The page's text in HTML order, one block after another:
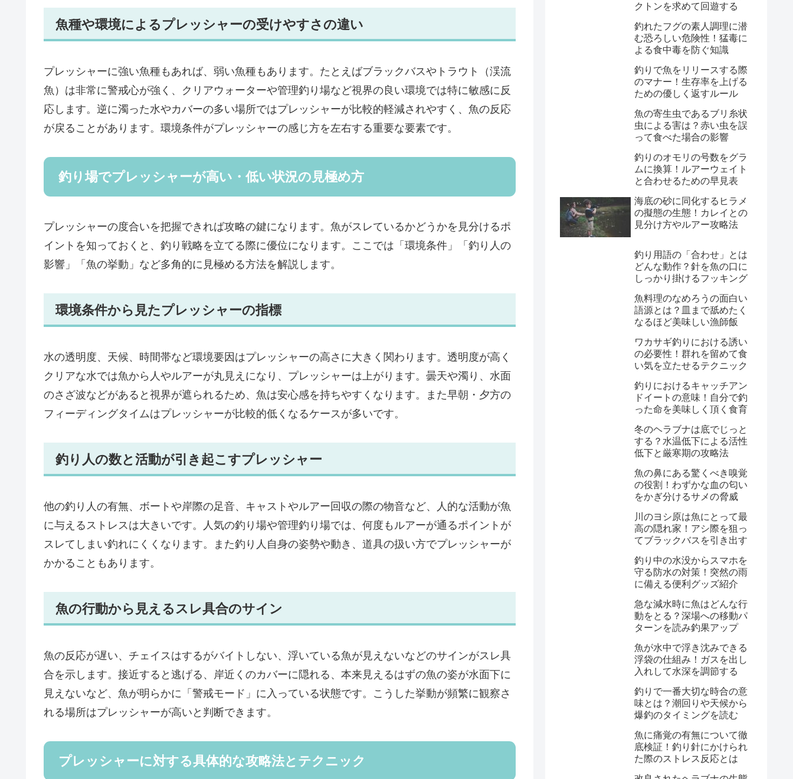
魚種や環境によるプレッシャーの受けやすさの違い
プレッシャーに強い魚種もあれば、弱い魚種もあります。たとえばブラックバスやトラウト（渓流
魚）は非常に警戒心が強く、クリアウォーターや管理釣り場など視界の良い環境では特に敏感に反
応します。逆に濁った水やカバーの多い場所ではプレッシャーが比較的軽減されやすく、魚の反応
が戻ることがあります。環境条件がプレッシャーの感じ方を左右する重要な要素です。
釣り場でプレッシャーが高い・低い状況の見極め方
プレッシャーの度合いを把握できれば攻略の鍵になります。魚がスレているかどうかを見分けるポ
イントを知っておくと、釣り戦略を立てる際に優位になります。ここでは「環境条件」「釣り人の
影響」「魚の挙動」など多角的に見極める方法を解説します。
環境条件から見たプレッシャーの指標
水の透明度、天候、時間帯など環境要因はプレッシャーの高さに大きく関わります。透明度が高く
クリアな水では魚から人やルアーが丸見えになり、プレッシャーは上がります。曇天や濁り、水面
のさざ波などがあると視界が遮られるため、魚は安心感を持ちやすくなります。また早朝・夕方の
フィーディングタイムはプレッシャーが比較的低くなるケースが多いです。
釣り人の数と活動が引き起こすプレッシャー
他の釣り人の有無、ボートや岸際の足音、キャストやルアー回収の際の物音など、人的な活動が魚
に与えるストレスは大きいです。人気の釣り場や管理釣り場では、何度もルアーが通るポイントが
スレてしまい釣れにくくなります。また釣り人自身の姿勢や動き、道具の扱い方でプレッシャーが
かかることもあります。
魚の行動から見えるスレ具合のサイン
魚の反応が遅い、チェイスはするがバイトしない、浮いている魚が見えないなどのサインがスレ具
合を示します。接近すると逃げる、岸近くのカバーに隠れる、本来見えるはずの魚の姿が水面下に
見えないなど、魚が明らかに「警戒モード」に入っている状態です。こうした挙動が頻繁に観察さ
れる場所はプレッシャーが高いと判断できます。
プレッシャーに対する具体的な攻略法とテクニック
クトンを求めて回遊する
釣れたフグの素人調理に潜
む恐ろしい危険性！猛毒に
よる食中毒を防ぐ知識
釣りで魚をリリースする際
のマナー！生存率を上げる
ための優しく返すルール
魚の寄生虫であるブリ糸状
虫による害は？赤い虫を誤
って食べた場合の影響
釣りのオモリの号数をグラ
ムに換算！ルアーウェイト
と合わせるための早見表
海底の砂に同化するヒラメ
の擬態の生態！カレイとの
見分け方やルアー攻略法
釣り用語の「合わせ」とは
どんな動作？針を魚の口に
しっかり掛けるフッキング
魚料理のなめろうの面白い
語源とは？皿まで舐めたく
なるほど美味しい漁師飯
ワカサギ釣りにおける誘い
の必要性！群れを留めて食
い気を立たせるテクニック
釣りにおけるキャッチアン
ドイートの意味！自分で釣
った命を美味しく頂く食育
冬のヘラブナは底でじっと
する？水温低下による活性
低下と厳寒期の攻略法
魚の鼻にある驚くべき嗅覚
の役割！わずかな血の匂い
をかぎ分けるサメの脅威
川のヨシ原は魚にとって最
高の隠れ家！アシ際を狙っ
てブラックバスを引き出す
釣り中の水没からスマホを
守る防水の対策！突然の雨
に備える便利グッズ紹介
急な減水時に魚はどんな行
動をとる？深場への移動パ
ターンを読み釣果アップ
魚が水中で浮き沈みできる
浮袋の仕組み！ガスを出し
入れして水深を調節する
釣りで一番大切な時合の意
味とは？潮回りや天候から
爆釣のタイミングを読む
魚に痛覚の有無について徹
底検証！釣り針にかけられ
た際のストレス反応とは